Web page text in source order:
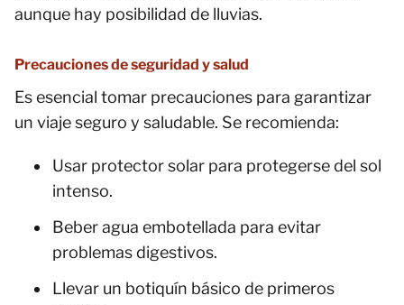
aunque hay posibilidad de lluvias.
Precauciones de seguridad y salud
Es esencial tomar precauciones para garantizar
un viaje seguro y saludable. Se recomienda:
Usar protector solar para protegerse del sol
intenso.
Beber agua embotellada para evitar
problemas digestivos.
Llevar un botiquín básico de primeros